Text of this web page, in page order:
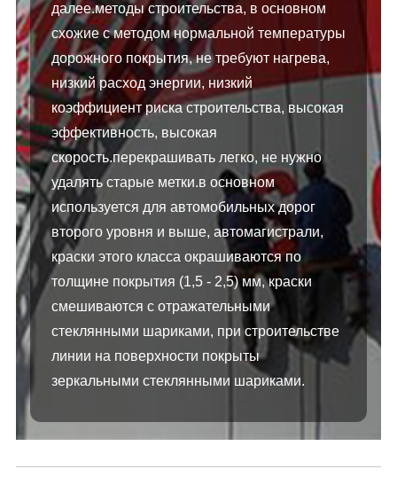
далее.методы строительства, в основном
схожие с методом нормальной температуры
дорожного покрытия, не требуют нагрева,
низкий расход энергии, низкий
коэффициент риска строительства, высокая
эффективность, высокая
скорость.перекрашивать легко, не нужно
удалять старые метки.в основном
используется для автомобильных дорог
второго уровня и выше, автомагистрали,
краски этого класса окрашиваются по
толщине покрытия (1,5 - 2,5) мм, краски
смешиваются с отражательными
стеклянными шариками, при строительстве
линии на поверхности покрыты
зеркальными стеклянными шариками.